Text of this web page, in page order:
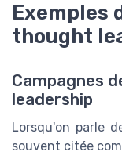
Exemples
thought
Campagnes
leadership
Lorsqu'on parle
souvent citée